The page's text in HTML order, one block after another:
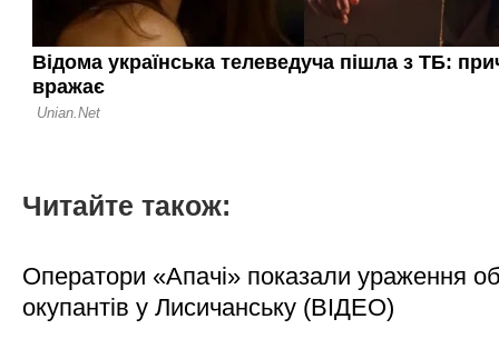
Читайте також:
Оператори «Апачі» показали ураження
окупантів у Лисичанську (ВІДЕО)